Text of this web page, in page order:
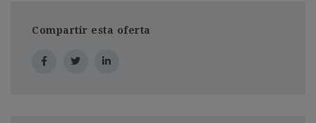
Compartir esta oferta